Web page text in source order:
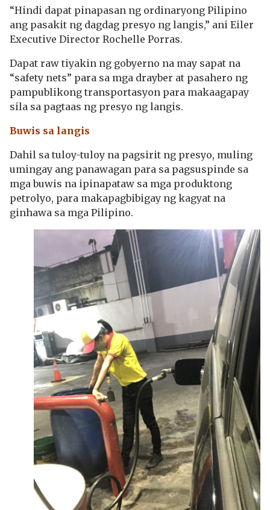
“Hindi dapat pinapasan ng ordinaryong Pilipino
ang pasakit ng dagdag presyo ng langis,” ani Eiler
Executive Director Rochelle Porras.
Dapat raw tiyakin ng gobyerno na may sapat na
“safety nets” para sa mga drayber at pasahero ng
pampublikong transportasyon para makaagapay
sila sa pagtaas ng presyo ng langis.
Buwis sa langis
Dahil sa tuloy-tuloy na pagsirit ng presyo, muling
umingay ang panawagan para sa pagsuspinde sa
mga buwis na ipinapataw sa mga produktong
petrolyo, para makapagbibigay ng kagyat na
ginhawa sa mga Pilipino.